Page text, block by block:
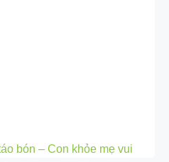
bón – Con khỏe mẹ vui